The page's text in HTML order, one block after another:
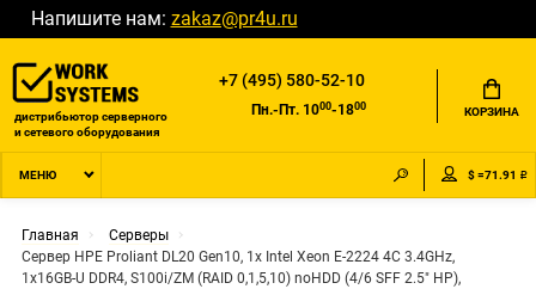
Напишите нам: zakaz@pr4u.ru
дистрибьютор серверного
и сетевого оборудования
+7 (495) 580-52-10
Пн.-Пт. 1000-1800 КОРЗИНА
МЕНЮ $ =71.91 ₽
Главная
Серверы
Сервер HPE Proliant DL20 Gen10, 1x Intel Xeon E-2224 4C 3.4GHz,
1x16GB-U DDR4, S100i/ZM (RAID 0,1,5,10) noHDD (4/6 SFF 2.5" HP),